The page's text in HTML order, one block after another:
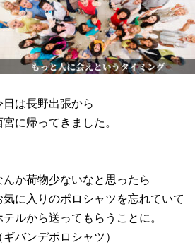
日は長野出張から
宮に帰ってきました。
んか荷物少ないなと思ったら
気に入りのポロシャツを忘れていて
テルから送ってもらうことに。
（ギバンデポロシャツ）